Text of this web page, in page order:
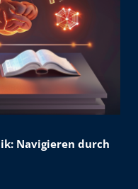
Navigieren durch